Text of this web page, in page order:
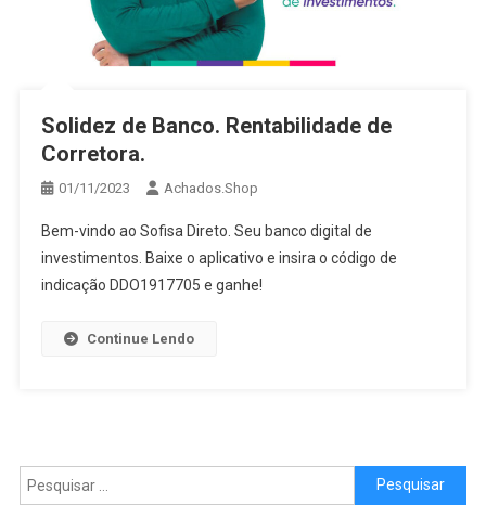
Solidez de Banco. Rentabilidade de
Corretora.
01/11/2023 Achados.Shop
Bem-vindo ao Sofisa Direto. Seu banco digital de
investimentos. Baixe o aplicativo e insira o código de
indicação DDO1917705 e ganhe!
Continue Lendo
Pesquisar
por: